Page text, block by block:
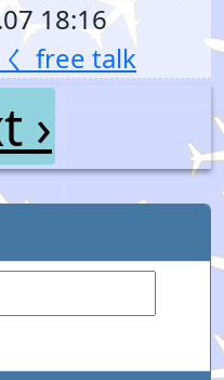
18:16
free talk
›